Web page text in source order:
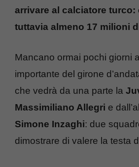
arrivare al calciatore turco:
tuttavia almeno 17 milioni
Mancano ormai pochi giorni
importante del girone
che vedrà da una parte la
Massimiliano Allegri e
Simone Inzaghi: due
dimostrare di valere la testa